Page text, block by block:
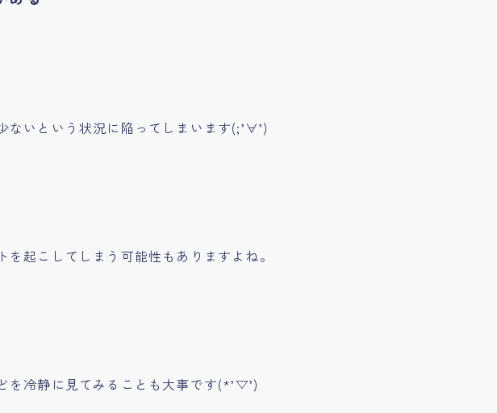
いという状況に陥ってしまいます(;’∀’)
起こしてしまう可能性もありますよね。
を冷静に見てみることも大事です(*’▽’)